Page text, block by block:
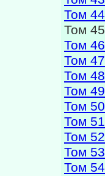
Том 44
Том 45
Том 46
Том 47
Том 48
Том 49
Том 50
Том 51
Том 52
Том 53
Том 54